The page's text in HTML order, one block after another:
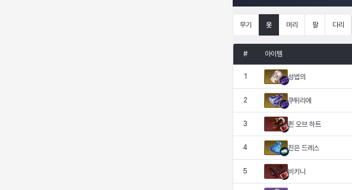
무기 옷 머리 팔 다리
# 아이템
1 성법의
2 쿠튀리에
3 퀸 오브 하트
4 진은 드레스
5 비키니